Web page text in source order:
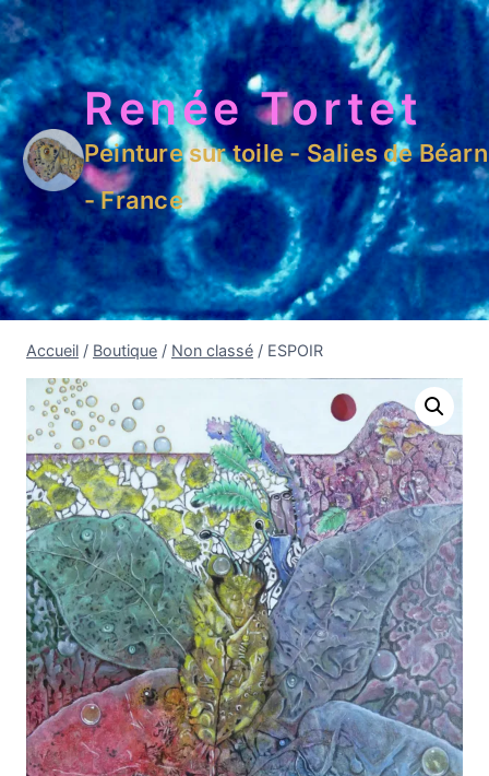
Renée Tortet
Peinture sur toile - Salies de Béarn
- France
Accueil / Boutique / Non classé / ESPOIR